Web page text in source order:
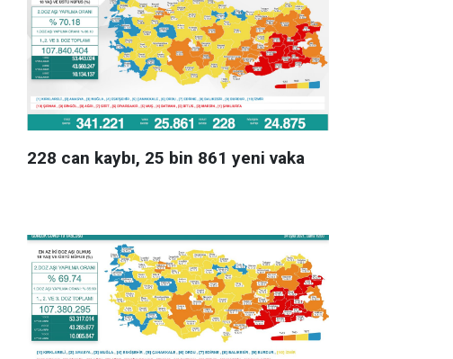
228 can kaybı, 25 bin 861 yeni vaka